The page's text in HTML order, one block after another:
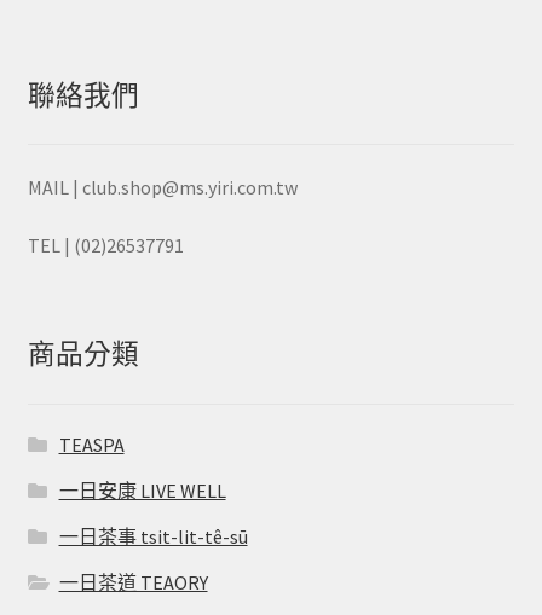
聯絡我們
MAIL | club.shop@ms.yiri.com.tw
TEL | (02)26537791
商品分類
TEASPA
一日安康 LIVE WELL
一日茶事 tsit-lit-tê-sū
一日茶道 TEAORY